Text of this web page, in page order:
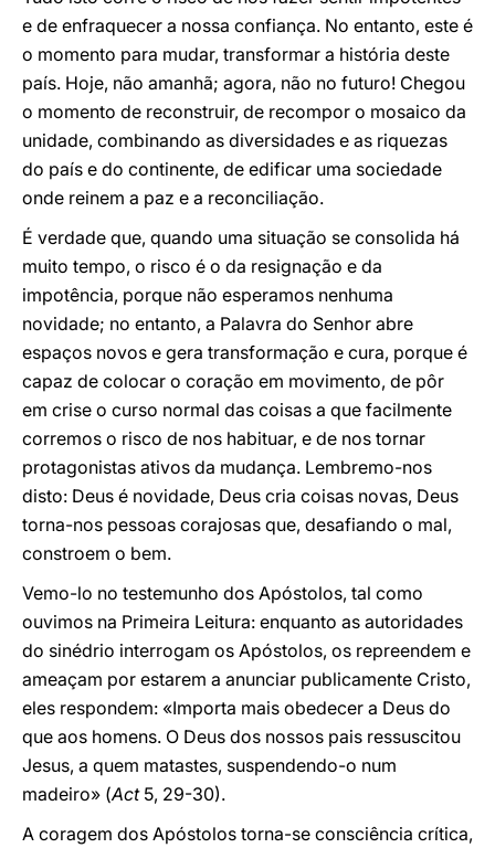
e de enfraquecer a nossa confiança. No entanto, este é
o momento para mudar, transformar a história deste
país. Hoje, não amanhã; agora, não no futuro! Chegou
o momento de reconstruir, de recompor o mosaico da
unidade, combinando as diversidades e as riquezas
do país e do continente, de edificar uma sociedade
onde reinem a paz e a reconciliação.
É verdade que, quando uma situação se consolida há
muito tempo, o risco é o da resignação e da
impotência, porque não esperamos nenhuma
novidade; no entanto, a Palavra do Senhor abre
espaços novos e gera transformação e cura, porque é
capaz de colocar o coração em movimento, de pôr
em crise o curso normal das coisas a que facilmente
corremos o risco de nos habituar, e de nos tornar
protagonistas ativos da mudança. Lembremo-nos
disto: Deus é novidade, Deus cria coisas novas, Deus
torna-nos pessoas corajosas que, desafiando o mal,
constroem o bem.
Vemo-lo no testemunho dos Apóstolos, tal como
ouvimos na Primeira Leitura: enquanto as autoridades
do sinédrio interrogam os Apóstolos, os repreendem e
ameaçam por estarem a anunciar publicamente Cristo,
eles respondem: «Importa mais obedecer a Deus do
que aos homens. O Deus dos nossos pais ressuscitou
Jesus, a quem matastes, suspendendo-o num
madeiro» (Act5, 29-30).
A coragem dos Apóstolos torna-se consciência crítica,